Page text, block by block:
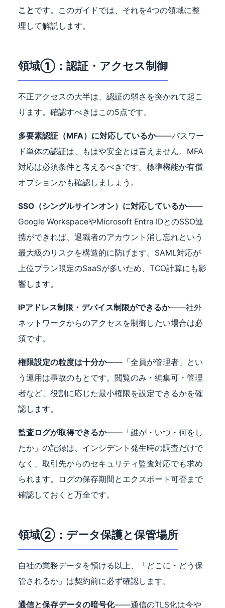
ことです。このガイドでは、それを4つの領域に整
理して解説します。
領域①：認証・アクセス制御
不正アクセスの大半は、認証の弱さを突かれて起こ
ります。確認すべきはこの5点です。
多要素認証（MFA）に対応しているか——パスワー
ド単体の認証は、もはや安全とは言えません。MFA
対応は必須条件と考えるべきです。標準機能か有償
オプションかも確認しましょう。
SSO（シングルサインオン）に対応しているか——
Google WorkspaceやMicrosoft Entra IDとのSSO連
携ができれば、退職者のアカウント消し忘れという
最大級のリスクを構造的に防げます。SAML対応が
上位プラン限定のSaaSが多いため、TCO計算にも影
響します。
IPアドレス制限・デバイス制限ができるか——社外
ネットワークからのアクセスを制御したい場合は必
須です。
権限設定の粒度は十分か——「全員が管理者」とい
う運用は事故のもとです。閲覧のみ・編集可・管理
者など、役割に応じた最小権限を設定できるかを確
認します。
監査ログが取得できるか——「誰が・いつ・何をし
たか」の記録は、インシデント発生時の調査だけで
なく、取引先からのセキュリティ監査対応でも求め
られます。ログの保存期間とエクスポート可否まで
確認しておくと万全です。
領域②：データ保護と保管場所
自社の業務データを預ける以上、「どこに・どう保
管されるか」は契約前に必ず確認します。
通信と保存データの暗号化——通信のTLS化は今や